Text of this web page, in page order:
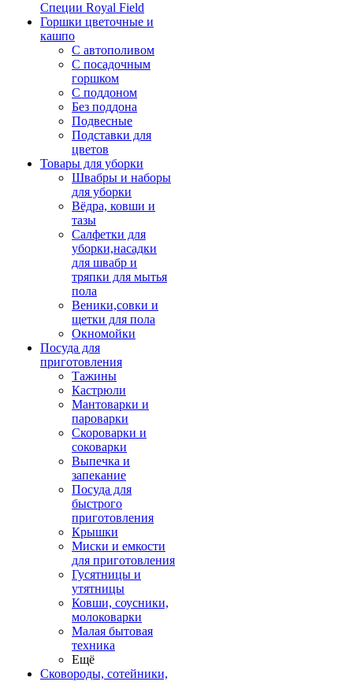
Специи Royal Field
Горшки цветочные и
кашпо
С автополивом
С посадочным
горшком
С поддоном
Без поддона
Подвесные
Подставки для
цветов
Товары для уборки
Швабры и наборы
для уборки
Вёдра, ковши и
тазы
Салфетки для
уборки,насадки
для швабр и
тряпки для мытья
пола
Веники,совки и
щетки для пола
Окномойки
Посуда для
приготовления
Тажины
Кастрюли
Мантоварки и
пароварки
Скороварки и
соковарки
Выпечка и
запекание
Посуда для
быстрого
приготовления
Крышки
Миски и емкости
для приготовления
Гусятницы и
утятницы
Ковши, соусники,
молоковарки
Малая бытовая
техника
Ещё
Сковороды, сотейники,